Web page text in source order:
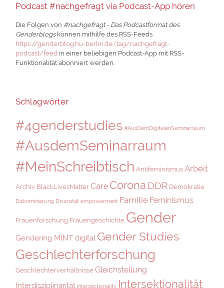
Podcast #nachgefragt via Podcast-App hören
Die Folgen von #nachgefragt - Das Podcastformat des
Genderblogskönnen mithilfe des RSS-Feeds
https://genderblog.hu-berlin.de/tag/nachgefragt-
podcast/feed in einer beliebigen Podcast-App mit RSS-
Funktionalität abonniert werden.
Schlagwörter
#4genderstudies #AusDemDigitalenSeminarraum
#AusdemSeminarraum
#MeinSchreibtisch Antifeminismus Arbeit
Archiv BlackLivesMatter Care Corona DDR Demokratie
Diskriminierung Diversität empowerment Familie Feminismus
Frauenforschung Frauengeschichte Gender
Gendering MINT digital Gender Studies
Geschlechterforschung
Geschlechterverhältnisse Gleichstellung
Interdisziplinarität intersectionality Intersektionalität